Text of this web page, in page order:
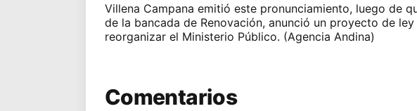
Villena Campana emitió este pronunciamiento, luego de
de la bancada de Renovación, anunció un proyecto de
reorganizar el Ministerio Público. (Agencia Andina)
Comentarios